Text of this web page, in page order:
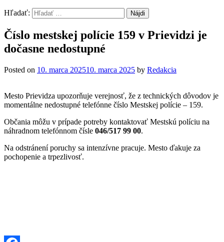
Hľadať:
Číslo mestskej polície 159 v Prievidzi je
dočasne nedostupné
Posted on 10. marca 202510. marca 2025 by Redakcia
Mesto Prievidza upozorňuje verejnosť, že z technických dôvodov je
momentálne nedostupné telefónne číslo Mestskej polície – 159.
Občania môžu v prípade potreby kontaktovať Mestskú políciu na
náhradnom telefónnom čísle 046/517 99 00.
Na odstránení poruchy sa intenzívne pracuje. Mesto ďakuje za
pochopenie a trpezlivosť.